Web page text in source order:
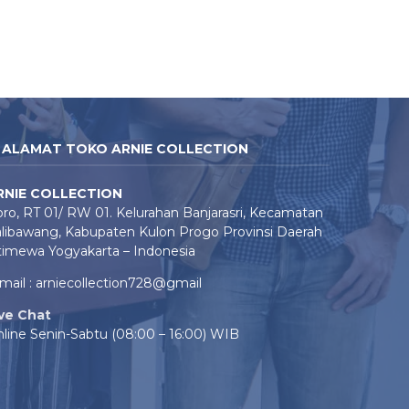
ALAMAT TOKO ARNIE COLLECTION
COLLECTION
RT 01/ RW 01. Kelurahan Banjarasri, Kecamatan
Kabupaten Kulon Progo Provinsi Daerah
Yogyakarta – Indonesia
: arniecollection728@gmail
Chat
Senin-Sabtu (08:00 – 16:00) WIB